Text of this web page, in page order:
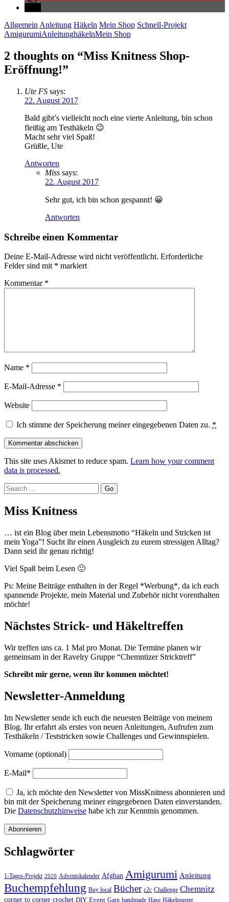
Allgemein Anleitung Häkeln Mein Shop Schnell-Projekt
AmigurumiAnleitunghäkelnMein Shop
2 thoughts on “Miss Knitness Shop-
Eröffnung!”
Ute FS says:
22. August 2017
Bald gibt’s vielleicht noch eine vierte Anleitung, bin schon
fleißig am Testhäkeln 😉
Macht sehr viel Spaß!
Grüßle, Ute
Antworten
Miss says:
22. August 2017
Sehr gut, ich bin schon gespannt! 😀
Antworten
Schreibe einen Kommentar
Deine E-Mail-Adresse wird nicht veröffentlicht. Erforderliche
Felder sind mit * markiert
Kommentar *
Name *
E-Mail-Adresse *
Website
Ich stimme der Speicherung meiner eingegebenen Daten zu. *
This site uses Akismet to reduce spam. Learn how your comment
data is processed.
Search
Miss Knitness
… ist ein Blog über mein Lebensmotto “Häkeln und Stricken ist
mein Yoga”! Sucht ihr einen Ausgleich zu eurem stressigen Alltag?
Dann seid ihr genau richtig!
Viel Spaß beim Lesen 🙂
Ps: Meine Beiträge enthalten in der Regel *Werbung*, da ich euch
spannende Projekte, mein Material und Zubehör nicht vorenthalten
möchte!
Nächstes Strick- und Häkeltreffen
Wir treffen uns ca. 1 Mal pro Monat. Die Termine planen wir
gemeinsam in der Ravelry Gruppe “Chemntizer Stricktreff”
Schreibt mir gerne, wenn ihr kommen möchtet!
Newsletter-Anmeldung
Im Newsletter sende ich euch die neuesten Beiträge von meinem
Blog. Ihr erfahrt als erstes von neuen Anleitungen, Aufrufen zum
Testhäkeln / Teststricken sowie Challenges und Gewinnspielen.
Vorname (optional)
E-Mail*
Ja, ich möchte den Newsletter von MissKnitness abonnieren und
bin mit der Speicherung meiner eingegebenen Daten einverstanden.
Die Datenschutzhinweise habe ich zur Kenntnis genommen.
Schlagwörter
1-Tages-Projekt 2020 Adventskalender Afghan Amigurumi Anleitung
Buchempfehlung Buy local Bücher c2c Challenge Chemnitz
corner to corner crochet DIY Event Garn handmade Hase Häkelmuster